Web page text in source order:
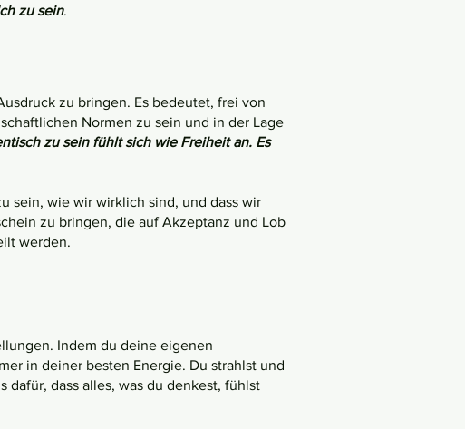
zu sein.
zu bringen. Es bedeutet, frei von
Normen zu sein und in der Lage
zu sein fühlt sich wie Freiheit an. Es
sein, wie wir wirklich sind, und dass wir
zu bringen, die auf Akzeptanz und Lob
werden.
Indem du deine eigenen
in deiner besten Energie. Du strahlst und
dass alles, was du denkest, fühlst